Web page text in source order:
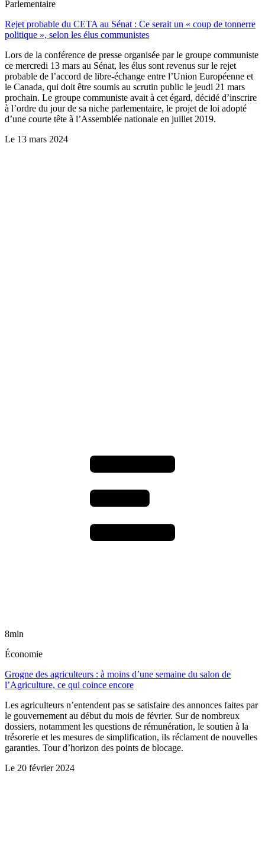
Parlementaire
Rejet probable du CETA au Sénat : Ce serait un « coup de tonnerre
politique », selon les élus communistes
Lors de la conférence de presse organisée par le groupe communiste
ce mercredi 13 mars au Sénat, les élus sont revenus sur le rejet
probable de l’accord de libre-échange entre l’Union Européenne et
le Canada, qui doit être soumis au scrutin public le jeudi 21 mars
prochain. Le groupe communiste avait à cet égard, décidé d’inscrire
à l’ordre du jour de sa niche parlementaire, le projet de loi adopté
d’une courte tête à l’Assemblée nationale en juillet 2019.
Le 13 mars 2024
8min
Économie
Grogne des agriculteurs : à moins d’une semaine du salon de
l’Agriculture, ce qui coince encore
Les agriculteurs n’entendent pas se satisfaire des annonces faites par
le gouvernement au début du mois de février. Sur de nombreux
dossiers, notamment les questions de rémunération, le soutien à la
trésorerie et les mesures de simplification, ils réclament de nouvelles
garanties. Tour d’horizon des points de blocage.
Le 20 février 2024